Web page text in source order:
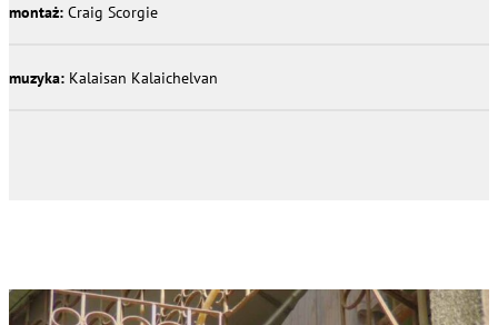
montaż: Craig Scorgie
muzyka: Kalaisan Kalaichelvan